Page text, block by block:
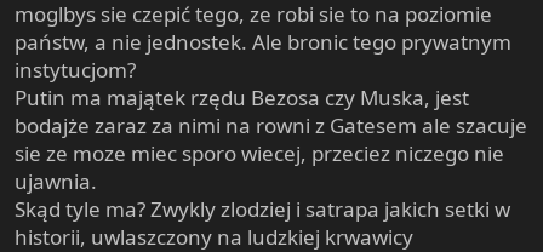
moglbys sie czepić tego, ze robi sie to na poziomie
państw, a nie jednostek. Ale bronic tego prywatnym
instytucjom?
Putin ma majątek rzędu Bezosa czy Muska, jest
bodajże zaraz za nimi na rowni z Gatesem ale szacuje
sie ze moze miec sporo wiecej, przeciez niczego nie
ujawnia.
Skąd tyle ma? Zwykly zlodziej i satrapa jakich setki w
historii, uwlaszczony na ludzkiej krwawicy